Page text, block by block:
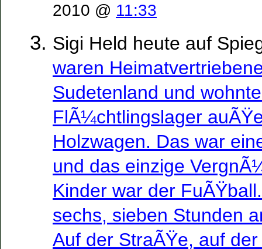
2010 @ 11:33
Sigi Held heute auf
waren
Sudetenland und
FlÃ¼chtlingslager
Holzwagen. Das war
und das einzige
Kinder war der
sechs, sieben Stunden
Auf der StraÃŸe, auf